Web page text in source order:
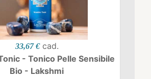
33,67 € cad.
- Tonico Pelle Sensibile
Bio - Lakshmi